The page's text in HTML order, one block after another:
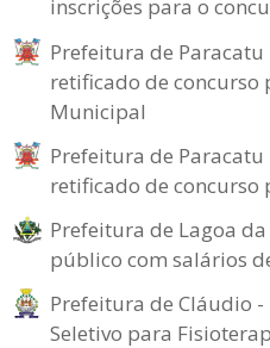
inscrições para o
Prefeitura de
retificado de concurso
Municipal
Prefeitura de
retificado de concurso
Prefeitura de Lagoa
público com salários
Prefeitura de Cláudio -
Seletivo para